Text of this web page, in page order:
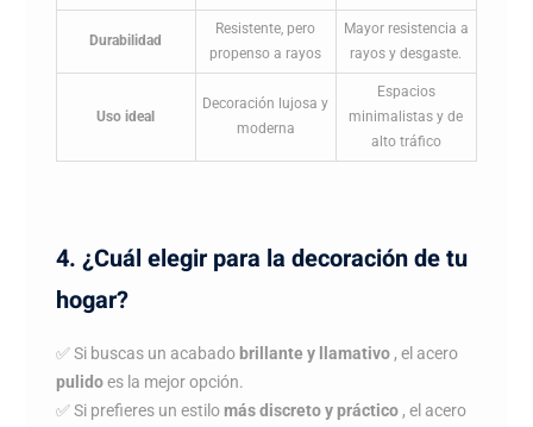
Durabilidad
Resistente, pero
propenso a rayos
Mayor resistencia a
rayos y desgaste.
Uso ideal
Decoración lujosa y
moderna
Espacios
minimalistas y de
alto tráfico
4. ¿Cuál elegir para la decoración de tu
hogar?
✅ Si buscas un acabadobrillante y llamativo, el acero
pulidoes la mejor opción.
✅ Si prefieres un estilomás discreto y práctico, el acero